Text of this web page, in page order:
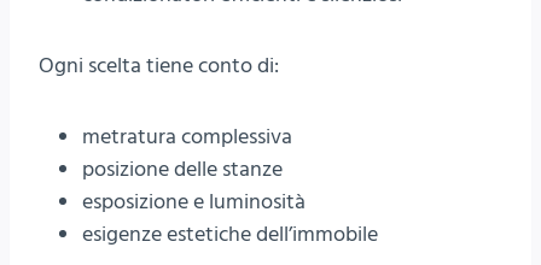
Ogni scelta tiene conto di:
metratura complessiva
posizione delle stanze
esposizione e luminosità
esigenze estetiche dell’immobile